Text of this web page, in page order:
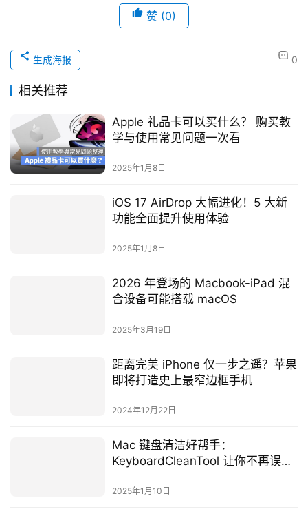
赞 (0)
0
生成海报
相关推荐
Apple 礼品卡可以买什么？ 购买教
学与使用常见问题一次看
2025年1月8日
iOS 17 AirDrop 大幅进化！5 大新
功能全面提升使用体验
2025年1月8日
2026 年登场的 Macbook-iPad 混
合设备可能搭载 macOS
2025年3月19日
距离完美 iPhone 仅一步之遥？苹果
即将打造史上最窄边框手机
2024年12月22日
Mac 键盘清洁好帮手：
KeyboardCleanTool 让你不再误压
2025年1月10日